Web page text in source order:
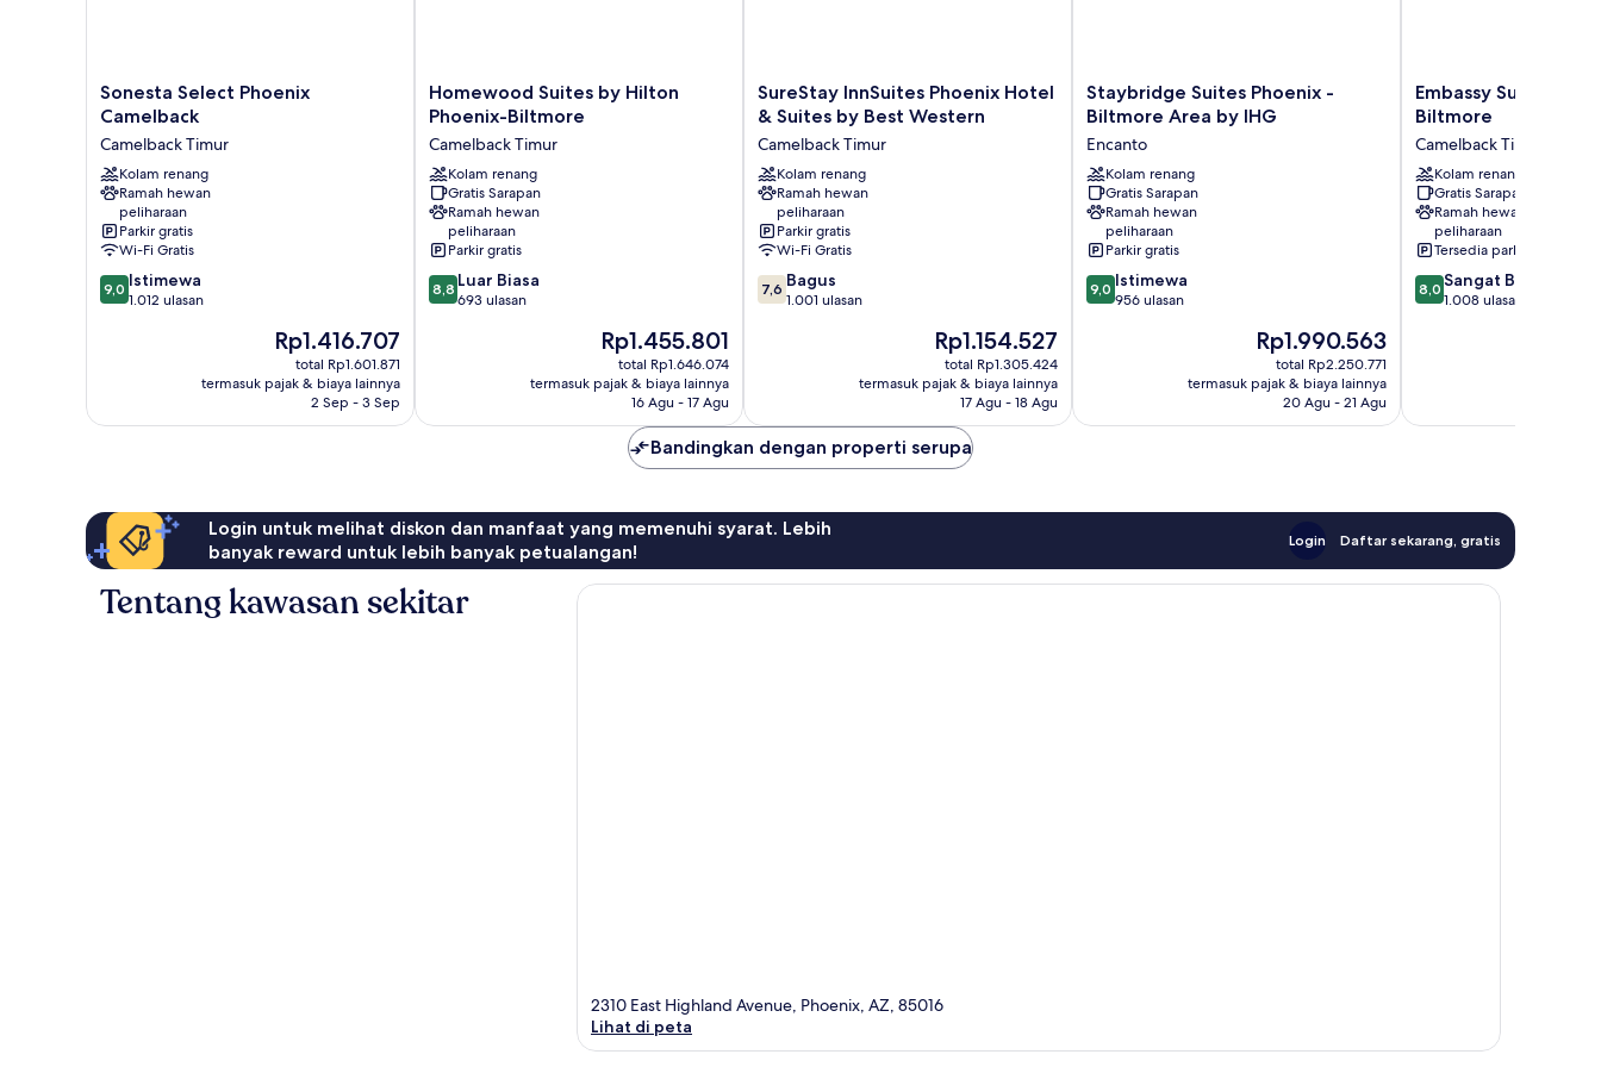
Sonesta
Select
Camelback
Camelback
Timur
Sonesta Select Phoenix
Camelback
Camelback Timur
Kolam renang
Ramah hewan
peliharaan
Parkir gratis
Wi-Fi Gratis
9.0
dari
9,0 Istimewa
1.012 ulasan
Harga
sekarang
Rp1.416.707
Rp1.416.707
total Rp1.601.871
termasuk pajak & biaya lainnya
2 Sep - 3 Sep
Homewood
Suites
Hilton
Phoenix-
Biltmore
Camelback
Timur
Homewood Suites by Hilton
Phoenix-Biltmore
Camelback Timur
Kolam renang
Gratis Sarapan
Ramah hewan
peliharaan
Parkir gratis
8.8
dari
8,8 Luar Biasa
693 ulasan
Harga
sekarang
Rp1.455.801
Rp1.455.801
total Rp1.646.074
termasuk pajak & biaya lainnya
16 Agu - 17 Agu
SureStay
InnSuites
Hotel
&
Suites
Best
Western
Camelback
Timur
SureStay InnSuites Phoenix Hotel
& Suites by Best Western
Camelback Timur
Kolam renang
Ramah hewan
peliharaan
Parkir gratis
Wi-Fi Gratis
7.6
dari
7,6 Bagus
1.001 ulasan
Harga
sekarang
Rp1.154.527
Rp1.154.527
total Rp1.305.424
termasuk pajak & biaya lainnya
17 Agu - 18 Agu
Staybridge
Suites
-
Biltmore
Area
by
IHG
Encanto
Staybridge Suites Phoenix -
Biltmore Area by IHG
Encanto
Kolam renang
Gratis Sarapan
Ramah hewan
peliharaan
Parkir gratis
9.0
dari
9,0 Istimewa
956 ulasan
Harga
sekarang
Rp1.990.563
Rp1.990.563
total Rp2.250.771
termasuk pajak & biaya lainnya
20 Agu - 21 Agu
Embassy
Suites
Hilton
Phoenix
Biltmore
Camelback
Timur
Embassy Suites by
Biltmore
Camelback Timur
Kolam renang
Gratis Sarapan
Ramah hewan
peliharaan
Tersedia parkir
8.0
dari
8,0 Sangat Baik
1.008 ulasan
Bandingkan dengan properti serupa
Login untuk melihat diskon dan manfaat yang memenuhi syarat. Lebih
banyak reward untuk lebih banyak petualangan!
Login Daftar sekarang, gratis
Tentang kawasan sekitar
2310 East Highland Avenue, Phoenix, AZ, 85016
Lihat di peta